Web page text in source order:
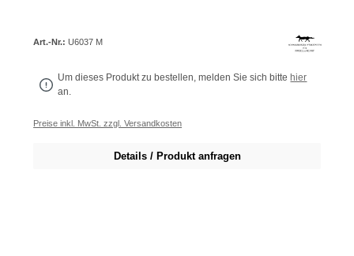
Art.-Nr.:U6037 M
Um dieses Produkt zu bestellen, melden Sie sich bitte hier
an.
Preise inkl. MwSt. zzgl. Versandkosten
Details / Produkt anfragen